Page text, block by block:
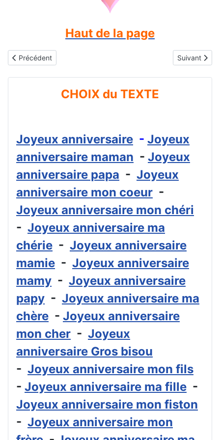
Haut de la page
Article précédent : Gifs animés gratuits - Joyeux anniversaire
Précédent Article
Suivant
CHOIX du TEXTE
Joyeux anniversaire - Joyeux
anniversaire maman - Joyeux
anniversaire papa - Joyeux
anniversaire mon coeur -
Joyeux anniversaire mon chéri
- Joyeux anniversaire ma
chérie - Joyeux anniversaire
mamie - Joyeux anniversaire
mamy - Joyeux anniversaire
papy - Joyeux anniversaire ma
chère - Joyeux anniversaire
mon cher - Joyeux
anniversaire Gros bisou
- Joyeux anniversaire mon fils
- Joyeux anniversaire ma fille -
Joyeux anniversaire mon fiston
- Joyeux anniversaire mon